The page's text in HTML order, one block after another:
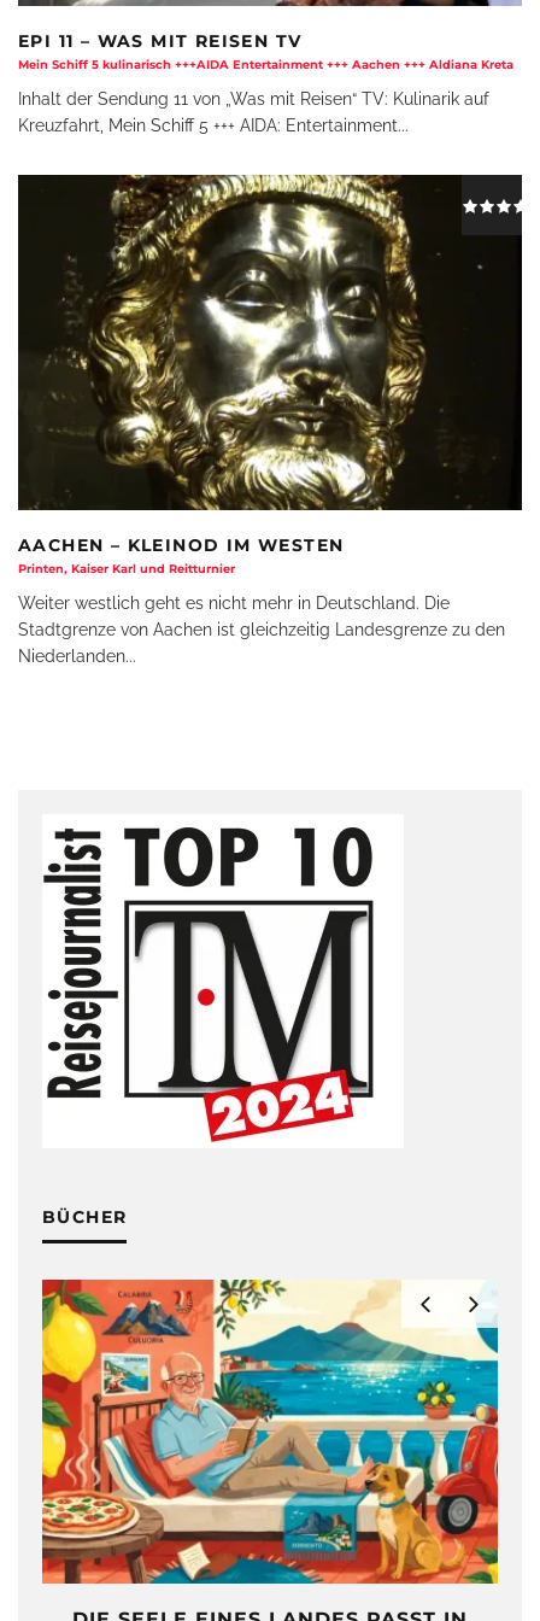
EPI 11 – WAS MIT REISEN TV
Mein Schiff 5 kulinarisch +++AIDA Entertainment +++ Aachen +++ Aldiana Kreta
Inhalt der Sendung 11 von „Was mit Reisen“ TV: Kulinarik auf
Kreuzfahrt, Mein Schiff 5 +++ AIDA: Entertainment...
AACHEN – KLEINOD IM WESTEN
Printen, Kaiser Karl und Reitturnier
Weiter westlich geht es nicht mehr in Deutschland. Die
Stadtgrenze von Aachen ist gleichzeitig Landesgrenze zu den
Niederlanden...
BÜCHER